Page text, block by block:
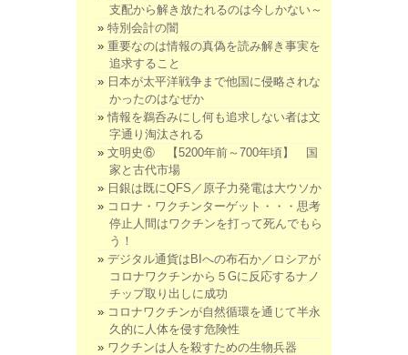
支配から解き放たれるのは今しかない～
特別会計の闇
重要なのは情報の真偽を読み解き事実を
追求すること
日本が太平洋戦争まで他国に侵略されな
かったのはなぜか
情報を鵜呑みにし何も追求しない者は文
字通り淘汰される
文明史⑥ 【5200年前～700年頃】 国
家と古代市場
日銀は既にQFS／原子力発電は大ウソか
コロナ・ワクチンターゲット・・・思考
停止人間はワクチンを打って死んでもら
う！
デジタル通貨はBIへの布石か／ロシアが
コロナワクチンから５Gに反応するナノ
チップ取り出しに成功
コロナワクチンが自然循環を通じて半永
久的に人体を侵す危険性
ワクチンは人を殺すための生物兵器